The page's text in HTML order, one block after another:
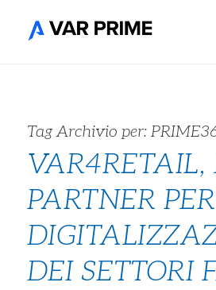
Tag Archivio per:
VAR4RETAIL,
PARTNER
DEI SETTORI